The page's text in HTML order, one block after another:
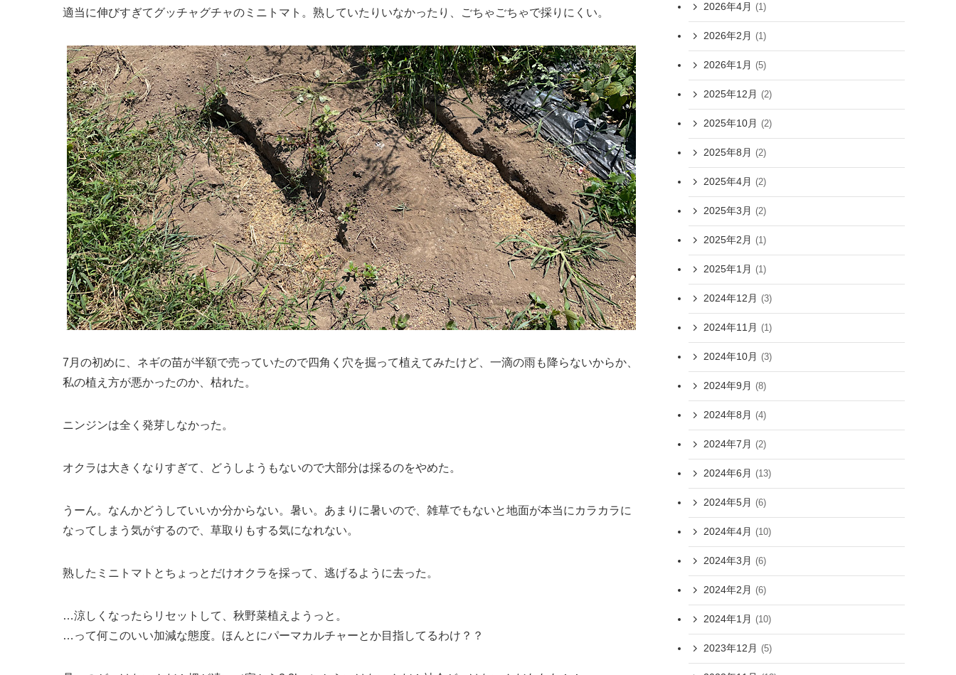
適当に伸びすぎてグッチャグチャのミニトマト。熟していたりいなかったり、ごちゃごちゃで採りにくい。
7月の初めに、ネギの苗が半額で売っていたので四角く穴を掘って植えてみたけど、一滴の雨も降らないからか、
私の植え方が悪かったのか、枯れた。
ニンジンは全く発芽しなかった。
オクラは大きくなりすぎて、どうしようもないので大部分は採るのをやめた。
うーん。なんかどうしていいか分からない。暑い。あまりに暑いので、雑草でもないと地面が本当にカラカラに
なってしまう気がするので、草取りもする気になれない。
熟したミニトマトとちょっとだけオクラを採って、逃げるように去った。
…涼しくなったらリセットして、秋野菜植えようっと。
…って何このいい加減な態度。ほんとにパーマカルチャーとか目指してるわけ？？
2026年4月 (1)
2026年2月 (1)
2026年1月 (5)
2025年12月 (2)
2025年10月 (2)
2025年8月 (2)
2025年4月 (2)
2025年3月 (2)
2025年2月 (1)
2025年1月 (1)
2024年12月 (3)
2024年11月 (1)
2024年10月 (3)
2024年9月 (8)
2024年8月 (4)
2024年7月 (2)
2024年6月 (13)
2024年5月 (6)
2024年4月 (10)
2024年3月 (6)
2024年2月 (6)
2024年1月 (10)
2023年12月 (5)